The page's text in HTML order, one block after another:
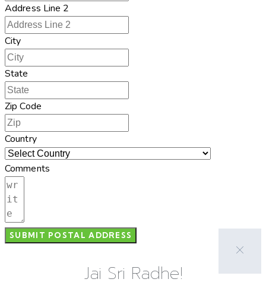
Address Line 2
City
State
Zip Code
Country
Comments
SUBMIT POSTAL ADDRESS
Jai Sri Radhe!